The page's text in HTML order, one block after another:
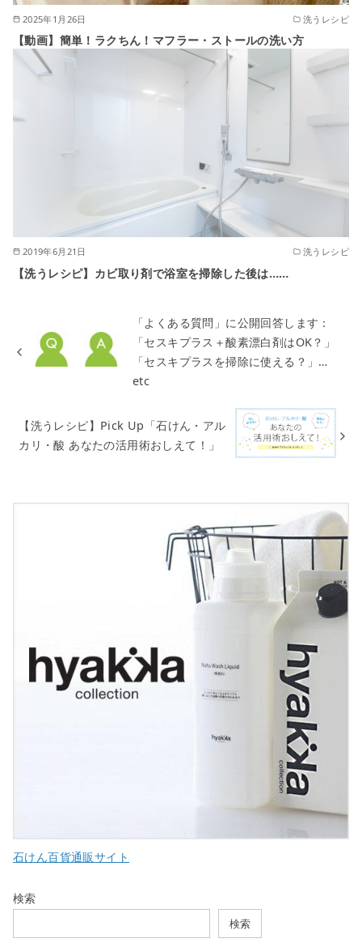
2025年1月26日 洗うレシピ
【動画】簡単！ラクちん！マフラー・ストールの洗い方
2019年6月21日 洗うレシピ
【洗うレシピ】カビ取り剤で浴室を掃除した後は……
「よくある質問」に公開回答します：
「セスキプラス＋酸素漂白剤はOK？」
「セスキプラスを掃除に使える？」…
etc
【洗うレシピ】Pick Up「石けん・アル
カリ・酸 あなたの活用術おしえて！」
石けん百貨通販サイト
検索
検索